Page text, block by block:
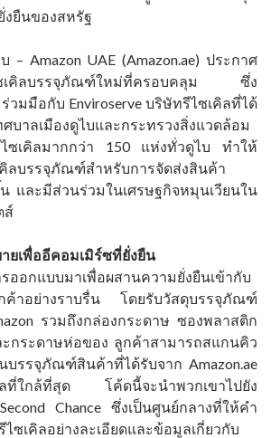
ยืนของสหรัฐ
– Amazon UAE (Amazon.ae) ประกาศ
ไซเคิลบรรจุภัณฑ์ใหม่ที่ครอบคลุม ซึ่ง
มมือกับ Enviroserve บริษัทรีไซเคิลที่ได้
ศบาลเมืองดูไบและกระทรวงสิ่งแวดล้อม
ไซเคิลมากกว่า 150 แห่งทั่วดูไบ ทำให้
ลบรรจุภัณฑ์สำหรับการจัดส่งสินค้า
และมีส่วนร่วมในเศรษฐกิจหมุนเวียนใน
ส์
ยเพื่ออีคอมเมิร์ซที่ยั่งยืน
ออกแบบมาเพื่อผสานความยั่งยืนเข้ากับ
ค้าอย่างราบรื่น โดยรับวัสดุบรรจุภัณฑ์
รวมถึงกล่องกระดาษ ซองพลาสติก
กระดาษห่อของ ลูกค้าสามารถสแกนคิว
รรจุภัณฑ์สินค้าที่ได้รับจาก Amazon.ae
ลที่ใกล้ที่สุด โค้ดนี้จะนำพวกเขาไปยัง
Chance ซึ่งเป็นศูนย์กลางที่ให้คำ
ซเคิลอย่างละเอียดและข้อมูลเกี่ยวกับ